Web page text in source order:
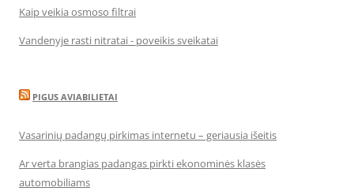
Kaip veikia osmoso filtrai
Vandenyje rasti nitratai - poveikis sveikatai
PIGUS AVIABILIETAI
Vasarinių padangų pirkimas internetu – geriausia išeitis
Ar verta brangias padangas pirkti ekonominės klasės
automobiliams